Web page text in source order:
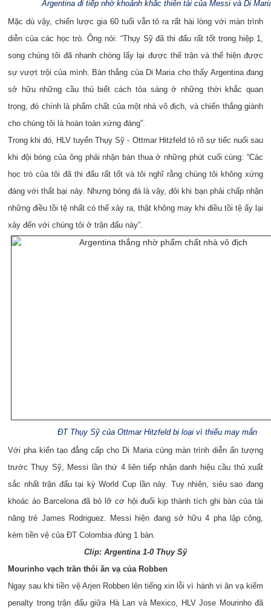
Argentina đi tiếp nhờ khoảnh khắc thiên tài của Messi và Di
Mặc dù vậy, chiến lược gia 60 tuổi vẫn tỏ ra rất hài lòng với màn trình
diễn của các học trò. Ông nói: “Thụy Sỹ đã thi đấu rất tốt trong hiệp 1,
song chúng tôi đã nhanh chóng lấy lại được thế trận và thể hiện được
sự vượt trội của mình. Bàn thắng của Di Maria cho thấy Argentina đang
sở hữu những cầu thủ biết cách tỏa sáng ở những thời khắc quan
trọng, đó chính là phẩm chất của một nhà vô địch, và chiến thắng giành
cho chúng tôi là hoàn toàn xứng đáng”.
Trong khi đó, HLV tuyển Thụy Sỹ - Ottmar Hitzfeld tỏ rõ sự tiếc nuối sau
khi đội bóng của ông phải nhận bàn thua ở những phút cuối cùng: “Các
học trò của tôi đã thi đấu rất tốt và tôi nghĩ rằng chúng tôi không xứng
đáng với thất bại này. Nhưng bóng đá là vậy, đôi khi bạn phải chấp nhận
những điều tồi tệ nhất có thể xảy ra, thật không may khi điều tồi tệ ấy lại
xảy đến với chúng tôi ở trận đấu này”.
ĐT Thụy Sỹ của Ottmar Hitzfeld bị loại vì thiếu may mắn
Với pha kiến tạo đẳng cấp cho Di Maria cùng màn trình diễn ấn tượng
trước Thụy Sỹ, Messi lần thứ 4 liên tiếp nhận danh hiệu cầu thủ xuất
sắc nhất trận đấu tại kỳ World Cup lần này. Tuy nhiên, siêu sao đang
khoác áo Barcelona đã bỏ lỡ cơ hội đuổi kịp thành tích ghi bàn của tài
năng trẻ James Rodriguez. Messi hiện đang sở hữu 4 pha lập công,
kém tiền vệ của ĐT Colombia đúng 1 bàn.
Clip: Argentina 1-0 Thụy Sỹ
Mourinho vạch trần thói ăn vạ của Robben
Ngay sau khi tiền vệ Arjen Robben lên tiếng xin lỗi vì hành vi ăn vạ kiếm
penalty trong trận đấu giữa Hà Lan và Mexico, HLV Jose Mourinho đã